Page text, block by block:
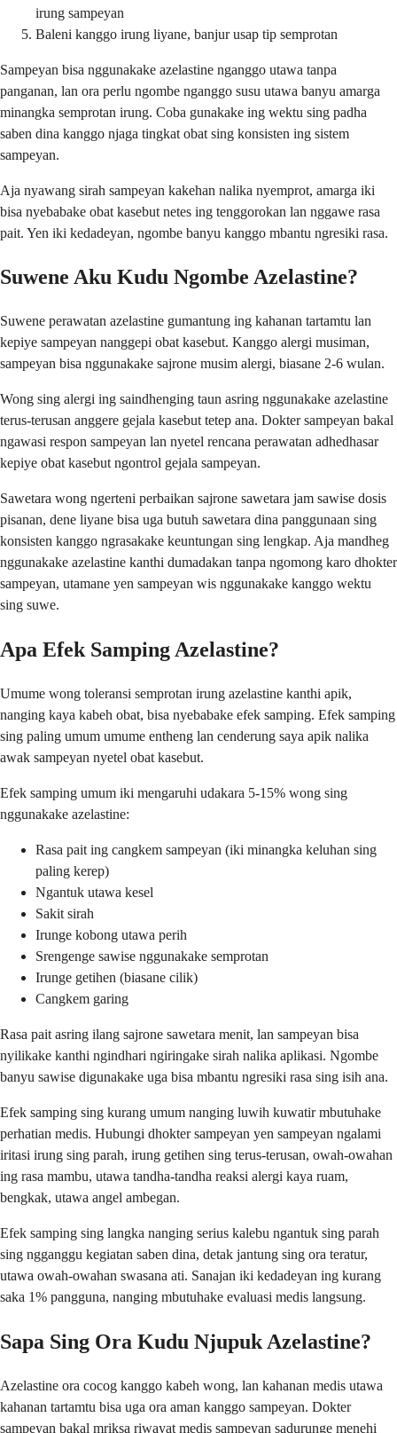
irung sampeyan
Baleni kanggo irung liyane, banjur usap tip semprotan
Sampeyan bisa nggunakake azelastine nganggo utawa tanpa
panganan, lan ora perlu ngombe nganggo susu utawa banyu amarga
minangka semprotan irung. Coba gunakake ing wektu sing padha
saben dina kanggo njaga tingkat obat sing konsisten ing sistem
sampeyan.
Aja nyawang sirah sampeyan kakehan nalika nyemprot, amarga iki
bisa nyebabake obat kasebut netes ing tenggorokan lan nggawe rasa
pait. Yen iki kedadeyan, ngombe banyu kanggo mbantu ngresiki rasa.
Suwene Aku Kudu Ngombe Azelastine?
Suwene perawatan azelastine gumantung ing kahanan tartamtu lan
kepiye sampeyan nanggepi obat kasebut. Kanggo alergi musiman,
sampeyan bisa nggunakake sajrone musim alergi, biasane 2-6 wulan.
Wong sing alergi ing saindhenging taun asring nggunakake azelastine
terus-terusan anggere gejala kasebut tetep ana. Dokter sampeyan bakal
ngawasi respon sampeyan lan nyetel rencana perawatan adhedhasar
kepiye obat kasebut ngontrol gejala sampeyan.
Sawetara wong ngerteni perbaikan sajrone sawetara jam sawise dosis
pisanan, dene liyane bisa uga butuh sawetara dina panggunaan sing
konsisten kanggo ngrasakake keuntungan sing lengkap. Aja mandheg
nggunakake azelastine kanthi dumadakan tanpa ngomong karo dhokter
sampeyan, utamane yen sampeyan wis nggunakake kanggo wektu
sing suwe.
Apa Efek Samping Azelastine?
Umume wong toleransi semprotan irung azelastine kanthi apik,
nanging kaya kabeh obat, bisa nyebabake efek samping. Efek samping
sing paling umum umume entheng lan cenderung saya apik nalika
awak sampeyan nyetel obat kasebut.
Efek samping umum iki mengaruhi udakara 5-15% wong sing
nggunakake azelastine:
Rasa pait ing cangkem sampeyan (iki minangka keluhan sing
paling kerep)
Ngantuk utawa kesel
Sakit sirah
Irunge kobong utawa perih
Srengenge sawise nggunakake semprotan
Irunge getihen (biasane cilik)
Cangkem garing
Rasa pait asring ilang sajrone sawetara menit, lan sampeyan bisa
nyilikake kanthi ngindhari ngiringake sirah nalika aplikasi. Ngombe
banyu sawise digunakake uga bisa mbantu ngresiki rasa sing isih ana.
Efek samping sing kurang umum nanging luwih kuwatir mbutuhake
perhatian medis. Hubungi dhokter sampeyan yen sampeyan ngalami
iritasi irung sing parah, irung getihen sing terus-terusan, owah-owahan
ing rasa mambu, utawa tandha-tandha reaksi alergi kaya ruam,
bengkak, utawa angel ambegan.
Efek samping sing langka nanging serius kalebu ngantuk sing parah
sing ngganggu kegiatan saben dina, detak jantung sing ora teratur,
utawa owah-owahan swasana ati. Sanajan iki kedadeyan ing kurang
saka 1% pangguna, nanging mbutuhake evaluasi medis langsung.
Sapa Sing Ora Kudu Njupuk Azelastine?
Azelastine ora cocog kanggo kabeh wong, lan kahanan medis utawa
kahanan tartamtu bisa uga ora aman kanggo sampeyan. Dokter
sampeyan bakal mriksa riwayat medis sampeyan sadurunge menehi